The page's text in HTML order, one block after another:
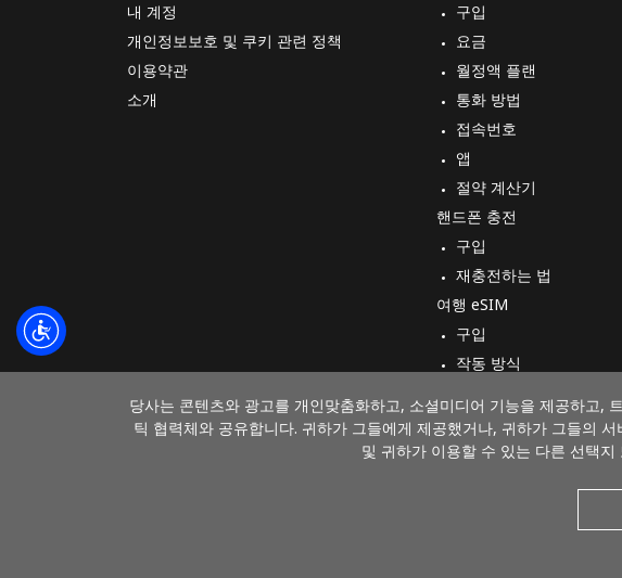
당사는 콘텐츠와 광고를 개인맞춤화하고, 소셜미디어 기능을 제공하고,
틱 협력체와 공유합니다. 귀하가 그들에게 제공했거나, 귀하가 그들의
및 귀하가 이용할 수 있는 다른 선택
내 계정
개인정보보호 및 쿠키 관련 정책
이용약관
소개
구입
요금
월정액 플랜
통화 방법
접속번호
앱
절약 계산기
핸드폰 충전
구입
재충전하는 법
여행 eSIM
구입
작동 방식